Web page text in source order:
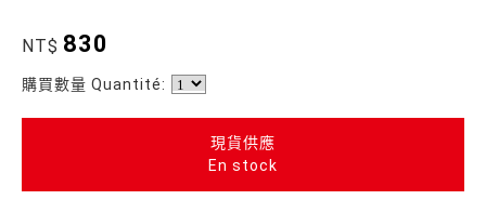
NT$ 830
購買數量 Quantité:
現貨供應
En stock